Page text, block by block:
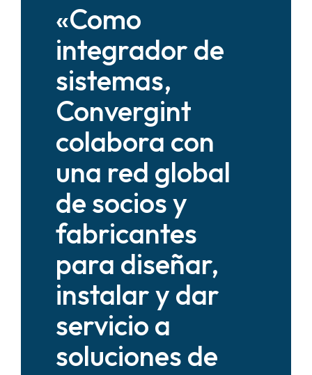
«Como
integrador de
sistemas,
Convergint
colabora con
una red global
de socios y
fabricantes
para diseñar,
instalar y dar
servicio a
soluciones de